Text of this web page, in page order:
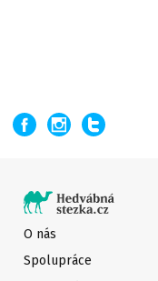
O nás
Spolupráce